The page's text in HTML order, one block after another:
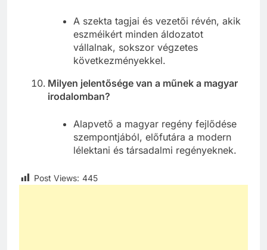
A szekta tagjai és vezetői révén, akik
eszméikért minden áldozatot
vállalnak, sokszor végzetes
következményekkel.
Milyen jelentősége van a műnek a magyar
irodalomban?
Alapvető a magyar regény fejlődése
szempontjából, előfutára a modern
lélektani és társadalmi regényeknek.
Post Views: 445